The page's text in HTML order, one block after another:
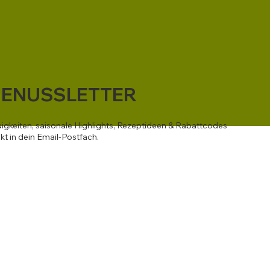
saisonale Highlights, Rezeptideen & Rabattcodes
in dein Email-Postfach.